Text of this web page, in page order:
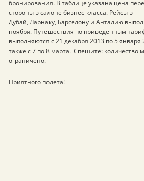
бронирования. В таблице указана цена
стороны в салоне бизнес-класса. Рейсы в
Дубай, Ларнаку, Барселону и Анталию
ноября. Путешествия по приведенным
выполняются с 21 декабря 2013 по 5 января
также с 7 по 8 марта. Спешите: количество
ограничено.
Приятного полета!